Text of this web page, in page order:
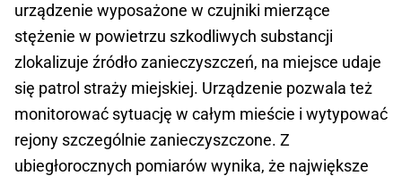
urządzenie wyposażone w czujniki mierzące
stężenie w powietrzu szkodliwych substancji
zlokalizuje źródło zanieczyszczeń, na miejsce udaje
się patrol straży miejskiej. Urządzenie pozwala też
monitorować sytuację w całym mieście i wytypować
rejony szczególnie zanieczyszczone. Z
ubiegłorocznych pomiarów wynika, że największe